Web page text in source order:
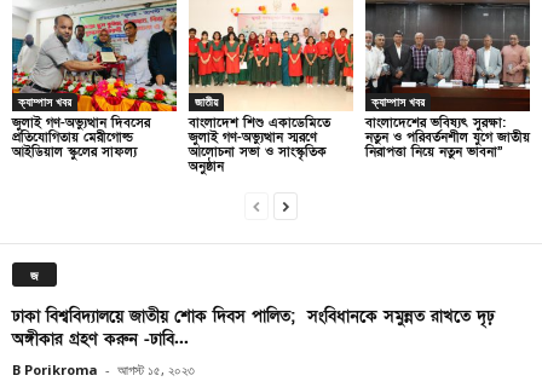
ক্যাম্পাস খবর
জুলাই গণ-অভ্যুত্থান দিবসের
প্রতিযোগিতায় মেরীগোল্ড
আইডিয়াল স্কুলের সাফল্য
জাতীয়
বাংলাদেশ শিশু একাডেমিতে
জুলাই গণ-অভ্যুত্থান স্মরণে
আলোচনা সভা ও সাংস্কৃতিক
অনুষ্ঠান
ক্যাম্পাস খবর
বাংলাদেশের ভবিষ্যৎ সুরক্ষা:
নতুন ও পরিবর্তনশীল যুগে জাতীয়
নিরাপত্তা নিয়ে নতুন ভাবনা”
জ
ঢাকা বিশ্ববিদ্যালয়ে জাতীয় শোক দিবস পালিত; সংবিধানকে সমুন্নত রাখতে দৃঢ়
অঙ্গীকার গ্রহণ করুন -ঢাবি...
B Porikroma - আগস্ট ১৫, ২০২৩